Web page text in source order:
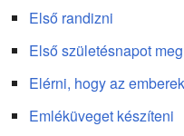
Első randizni
Első születésnapot
Elérni, hogy az
Emléküveget készíteni